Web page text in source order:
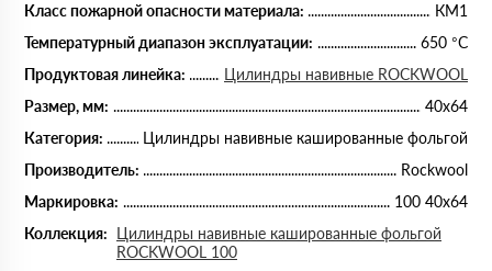
Класс пожарной опасности материала:
КМ1
Температурный диапазон эксплуатации:
650 °С
Продуктовая линейка:
Цилиндры навивные ROCKWOOL
Размер, мм:
40х64
Категория:
Цилиндры навивные кашированные фольгой
Производитель:
Rockwool
Маркировка:
100 40х64
Коллекция: Цилиндры навивные кашированные фольгой
ROCKWOOL 100